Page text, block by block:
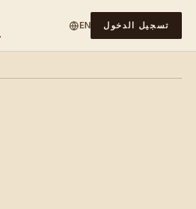
EN تسجيل الدخول